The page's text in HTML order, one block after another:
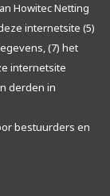
Howitec Netting
internetsite (5)
(7) het
internetsite
derden in
bestuurders en